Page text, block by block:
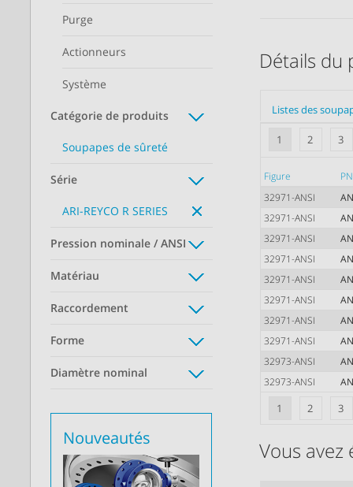
Détails du
Listes des
1 2 3
Figure PN
1 2 3
32971-ANSI
32971-ANSI
32971-ANSI
32971-ANSI
32971-ANSI
32971-ANSI
32971-ANSI
32971-ANSI
32973-ANSI
32973-ANSI
Vous
Purge
Actionneurs
Système
Catégorie de produits
Soupapes de sûreté
Série
ARI-REYCO R SERIES
Pression nominale / ANSI
Matériau
Raccordement
Forme
Diamètre nominal
Nouveautés